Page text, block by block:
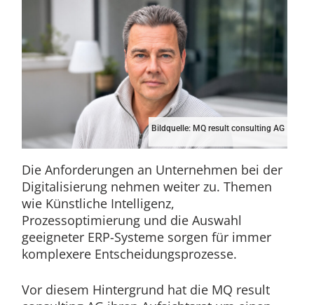
Bildquelle: MQ result consulting AG
Die Anforderungen an Unternehmen bei der
Digitalisierung nehmen weiter zu. Themen
wie Künstliche Intelligenz,
Prozessoptimierung und die Auswahl
geeigneter ERP-Systeme sorgen für immer
komplexere Entscheidungsprozesse.
Vor diesem Hintergrund hat die MQ result